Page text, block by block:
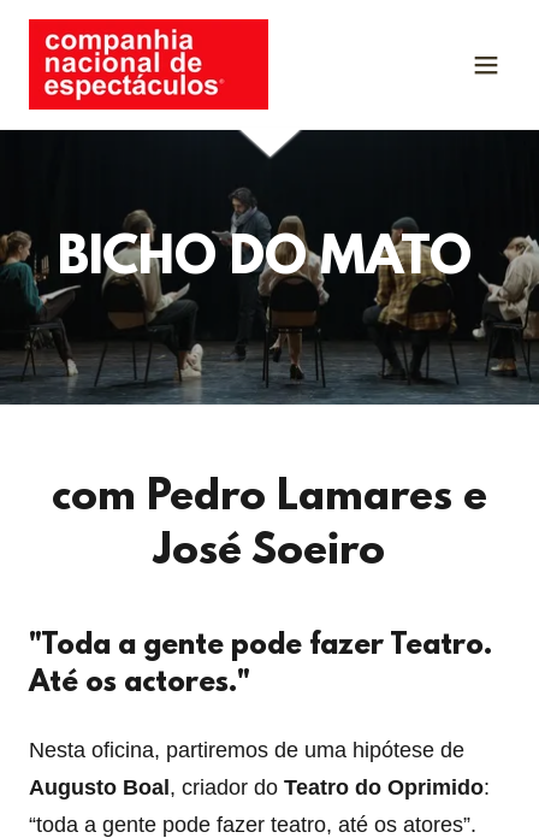
BICHO DO MATO
com Pedro Lamares e
José Soeiro
"Toda a gente pode fazer Teatro.
Até os actores."
Nesta oficina, partiremos de uma hipótese de
Augusto Boal , criador do Teatro do Oprimido:
“toda a gente pode fazer teatro, até os atores”.